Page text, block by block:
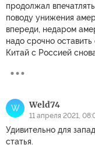
продолжал
поводу унижения
впереди, недаром
надо срочно
Китай с Россией
W Weld74
11 апреля 2021,
Удивительно для
статья.